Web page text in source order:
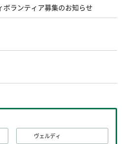
ランティア募集のお知らせ
ヴェルディ